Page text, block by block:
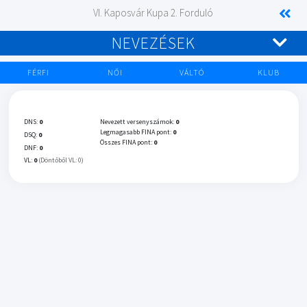
VI. Kaposvár Kupa 2. Forduló
NEVEZÉSEK
FÉRFI NŐI VÁLTÓ KLUB
DNS: 0
DSQ: 0
DNF: 0
VL: 0 (Döntőből VL: 0)
Nevezett versenyszámok: 0
Legmagasabb FINA pont: 0
Összes FINA pont: 0